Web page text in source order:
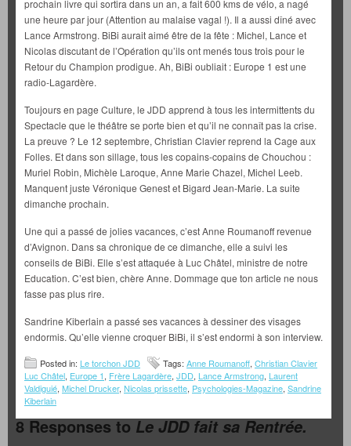
prochain livre qui sortira dans un an, a fait 600 kms de vélo, a nagé
une heure par jour (Attention au malaise vagal !). Il a aussi dîné avec
Lance Armstrong. BiBi aurait aimé être de la fête : Michel, Lance et
Nicolas discutant de l’Opération qu’ils ont menés tous trois pour le
Retour du Champion prodigue. Ah, BiBi oubliait : Europe 1 est une
radio-Lagardère.
Toujours en page Culture, le JDD apprend à tous les intermittents du
Spectacle que le théâtre se porte bien et qu’il ne connaît pas la crise.
La preuve ? Le 12 septembre, Christian Clavier reprend la Cage aux
Folles. Et dans son sillage, tous les copains-copains de Chouchou :
Muriel Robin, Michèle Laroque, Anne Marie Chazel, Michel Leeb.
Manquent juste Véronique Genest et Bigard Jean-Marie. La suite
dimanche prochain.
Une qui a passé de jolies vacances, c’est Anne Roumanoff revenue
d’Avignon. Dans sa chronique de ce dimanche, elle a suivi les
conseils de BiBi. Elle s’est attaquée à Luc Châtel, ministre de notre
Education. C’est bien, chère Anne. Dommage que ton article ne nous
fasse pas plus rire.
Sandrine Kiberlain a passé ses vacances à dessiner des visages
endormis. Qu’elle vienne croquer BiBi, il s’est endormi à son interview.
Posted in: Le torchon JDD Tags: Anne Roumanoff, Christian Clavier
Luc Châtel, Europe 1, Frère Lagardère, JDD, Lance Armstrong, Laurent
Valdiguié, Michel Drucker, Nicolas prissette, Psychologies-Magazine, Sandrine
Kiberlain
8 Responses toLe JDD fait sa Rentrée.